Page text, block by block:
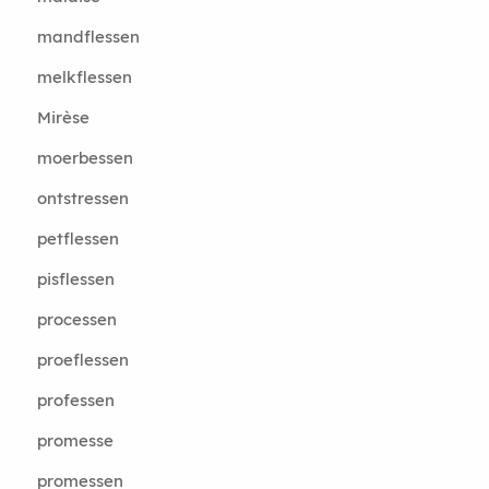
mandflessen
melkflessen
Mirèse
moerbessen
ontstressen
petflessen
pisflessen
processen
proeflessen
professen
promesse
promessen